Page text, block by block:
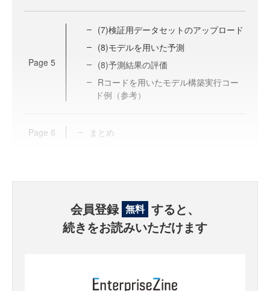
Page 5
(7)検証用データセットのアップロード
(8)モデルを用いた予測
(8)予測結果の評価
Rコードを用いたモデル構築実行コー
ド例（参考）
Page 6 まとめ
会員登録 無料 すると、
続きをお読みいただけます